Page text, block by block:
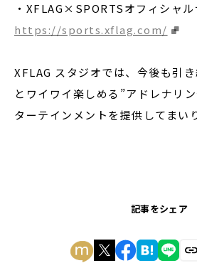
・XFLAG×SPORTSオフィシャル
https://sports.xflag.com/
XFLAG スタジオでは、今後も引
とワイワイ楽しめる”アドレナリ
ターテインメントを提供してまい
記事をシェア